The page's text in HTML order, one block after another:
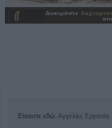
Είσαστε εδώ: Αγγελίες Εργασία